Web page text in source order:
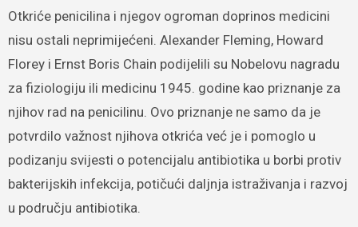
Otkriće penicilina i njegov ogroman doprinos medicini
nisu ostali neprimijećeni. Alexander Fleming, Howard
Florey i Ernst Boris Chain podijelili su Nobelovu nagradu
za fiziologiju ili medicinu 1945. godine kao priznanje za
njihov rad na penicilinu. Ovo priznanje ne samo da je
potvrdilo važnost njihova otkrića već je i pomoglo u
podizanju svijesti o potencijalu antibiotika u borbi protiv
bakterijskih infekcija, potičući daljnja istraživanja i razvoj
u području antibiotika.